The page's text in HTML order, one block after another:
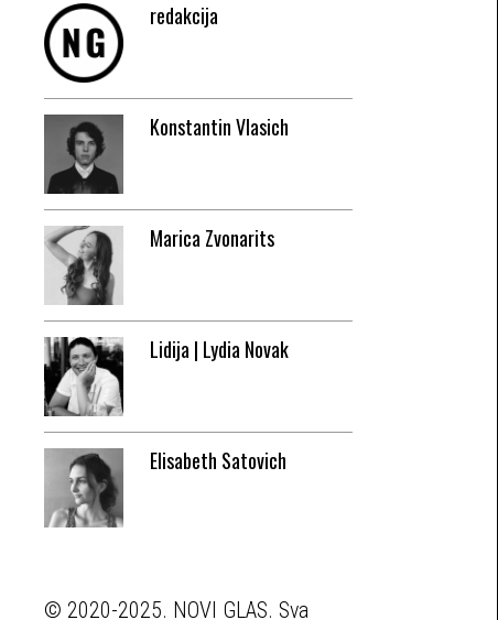
redakcija
Konstantin Vlasich
Marica Zvonarits
Lidija | Lydia Novak
Elisabeth Satovich
© 2020-2025. NOVI GLAS. Sva